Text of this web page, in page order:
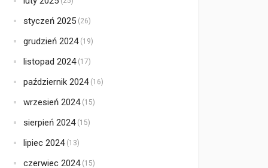
styczeń 2025 (26)
grudzień 2024(19)
listopad 2024(17)
październik 2024(16)
wrzesień 2024(15)
sierpień 2024(15)
lipiec 2024(13)
czerwiec 2024(15)